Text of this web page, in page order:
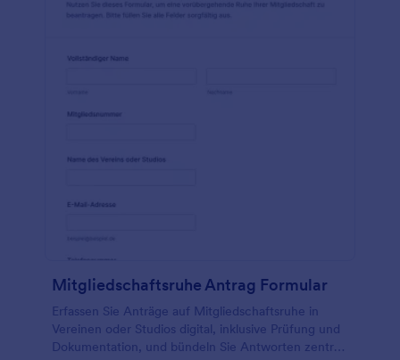
Mitgliedschaftsruhe Antrag Formular
Erfassen Sie Anträge auf Mitgliedschaftsruhe in
Vereinen oder Studios digital, inklusive Prüfung und
Dokumentation, und bündeln Sie Antworten zentral